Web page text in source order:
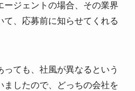
ージェントの場合、その業界
て、応募前に知らせてくれる
っても、社風が異なるという
ましたので、どっちの会社を